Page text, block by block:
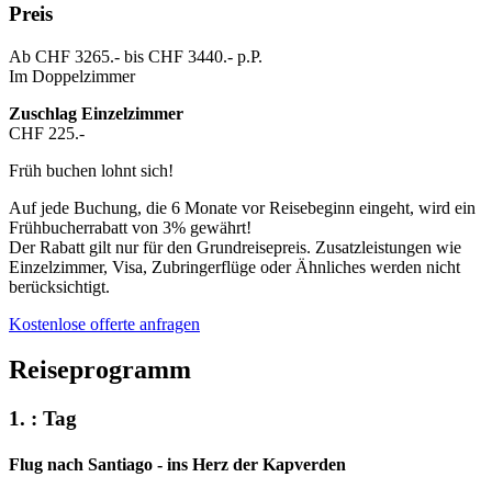
Preis
Ab CHF 3265.- bis CHF 3440.- p.P.
Im Doppelzimmer
Zuschlag Einzelzimmer
CHF 225.-
Früh buchen lohnt sich!
Auf jede Buchung, die 6 Monate vor Reisebeginn eingeht, wird ein
Frühbucherrabatt von 3% gewährt!
Der Rabatt gilt nur für den Grundreisepreis. Zusatzleistungen wie
Einzelzimmer, Visa, Zubringerflüge oder Ähnliches werden nicht
berücksichtigt.
Kostenlose offerte anfragen
Reiseprogramm
1. : Tag
Flug nach Santiago - ins Herz der Kapverden